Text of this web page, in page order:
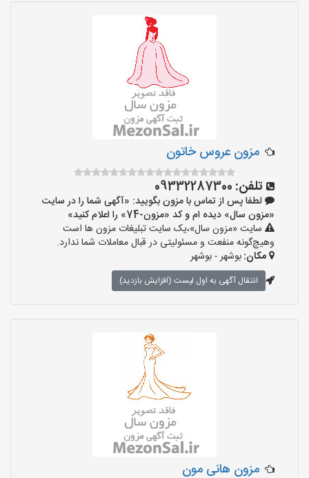
مزون عروس خاتون
تلفن: 09332287300
لطفا پس از تماس با مزون بگویید: «آگهی شما را در سایت
«مزون سال» دیده ام و کد «مزون-74» را اعلام کنید»
سایت «مزون سال»،یک سایت تبلیغات مزون ها است
وهیچ‌گونه منفعت و مسئولیتی در قبال معاملات شما ندارد.
مکان:بوشهر - بوشهر
انتقال آگهی به اول لیست (افزایش بازدید)
مزون هانی مون